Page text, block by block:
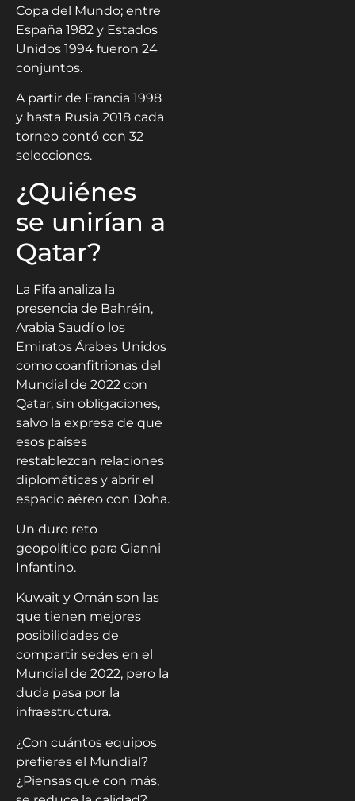
Copa del Mundo; entre
España 1982 y Estados
Unidos 1994 fueron 24
conjuntos.
A partir de Francia 1998
y hasta Rusia 2018 cada
torneo contó con 32
selecciones.
¿Quiénes
se unirían a
Qatar?
La Fifa analiza la
presencia de Bahréin,
Arabia Saudí o los
Emiratos Árabes Unidos
como coanfitrionas del
Mundial de 2022 con
Qatar, sin obligaciones,
salvo la expresa de que
esos países
restablezcan relaciones
diplomáticas y abrir el
espacio aéreo con Doha.
Un duro reto
geopolítico para Gianni
Infantino.
Kuwait y Omán son las
que tienen mejores
posibilidades de
compartir sedes en el
Mundial de 2022, pero la
duda pasa por la
infraestructura.
¿Con cuántos equipos
prefieres el Mundial?
¿Piensas que con más,